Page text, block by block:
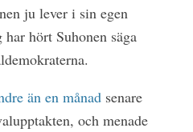
ju lever i sin egen
hört Suhonen säga
än en månadsenare
och menade